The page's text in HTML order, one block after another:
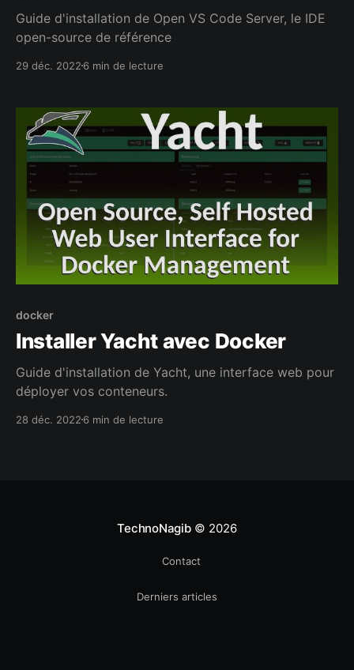
Guide d'installation de Open VS Code Server, le IDE
open-source de référence
29 déc. 2022 6 min de lecture
docker
Installer Yacht avec Docker
Guide d'installation de Yacht, une interface web pour
déployer vos conteneurs.
28 déc. 2022 6 min de lecture
TechnoNagib© 2026
Contact
Derniers articles